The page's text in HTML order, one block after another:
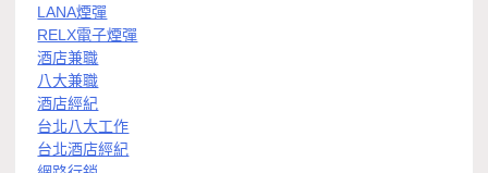
LANA煙彈
RELX電子煙彈
酒店兼職
八大兼職
酒店經紀
台北八大工作
台北酒店經紀